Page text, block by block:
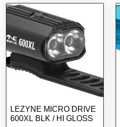
LEZYNE MICRO DRIVE
600XL BLK / HI GLOSS